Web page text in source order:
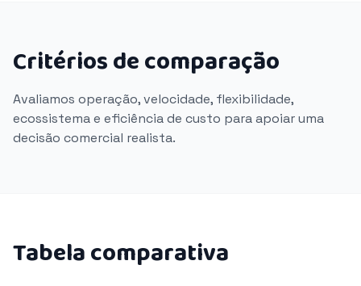
Critérios de comparação
Avaliamos operação, velocidade, flexibilidade,
ecossistema e eficiência de custo para apoiar uma
decisão comercial realista.
Tabela comparativa